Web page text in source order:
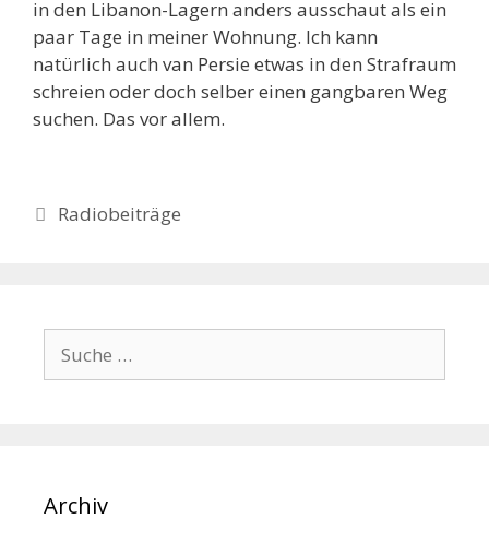
in den Libanon-Lagern anders ausschaut als ein
paar Tage in meiner Wohnung. Ich kann
natürlich auch van Persie etwas in den Strafraum
schreien oder doch selber einen gangbaren Weg
suchen. Das vor allem.
Kategorien
Radiobeiträge
nach:
Archiv